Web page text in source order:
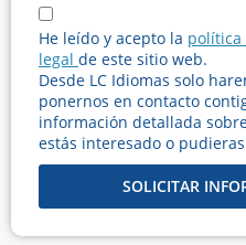
He leído y acepto la política
legal de este sitio web.
Desde LC Idiomas solo
ponernos en contacto
información detallada
estás interesado o
SOLICITAR